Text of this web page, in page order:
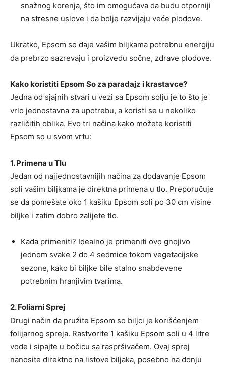
snažnog korenja, što im omogućava da budu otporniji
na stresne uslove i da bolje razvijaju veće plodove.
Ukratko, Epsom so daje vašim biljkama potrebnu energiju
da prebrzo sazrevaju i proizvedu sočne, zdrave plodove.
Kako koristiti Epsom So za paradajz i krastavce?
Jedna od sjajnih stvari u vezi sa Epsom solju je to što je
vrlo jednostavna za upotrebu, a koristi se u nekoliko
različitih oblika. Evo tri načina kako možete koristiti
Epsom so u svom vrtu:
1. Primena u Tlu
Jedan od najjednostavnijih načina za dodavanje Epsom
soli vašim biljkama je direktna primena u tlo. Preporučuje
se da pomešate oko 1 kašiku Epsom soli po 30 cm visine
biljke i zatim dobro zalijete tlo.
Kada primeniti? Idealno je primeniti ovo gnojivo
jednom svake 2 do 4 sedmice tokom vegetacijske
sezone, kako bi biljke bile stalno snabdevene
potrebnim hranjivim tvarima.
2. Foliarni Sprej
Drugi način da pružite Epsom so biljci je korišćenjem
folijarnog spreja. Rastvorite 1 kašiku Epsom soli u 4 litre
vode i sipajte u bočicu sa raspršivačem. Ovaj sprej
nanosite direktno na listove biljaka, posebno na donju